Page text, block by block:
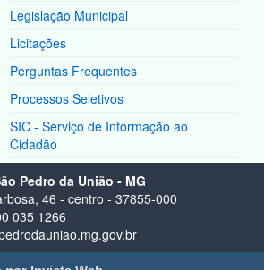
Legislação Municipal
Licitações
Perguntas Frequentes
Processos Seletivos
SIC - Serviço de Informação ao
Cidadão
Pedro da União - MG
46 - centro - 37855-000
035 1266